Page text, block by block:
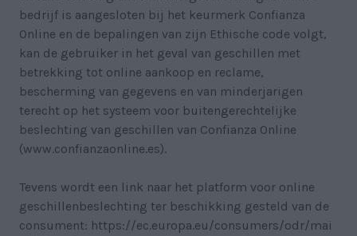
bedrijf is aangesloten bij het keurmerk Confianza
Online en de bepalingen van zijn Ethische code volgt,
kan de gebruiker in het geval van geschillen met
betrekking tot online aankoop en reclame,
bescherming van gegevens en van minderjarigen
terecht op het systeem voor buitengerechtelijke
beslechting van geschillen van Confianza Online
(www.confianzaonline.es).
Tevens wordt een link naar het platform voor online
geschillenbeslechting ter beschikking gesteld van de
consument: https://ec.europa.eu/consumers/odr/mai